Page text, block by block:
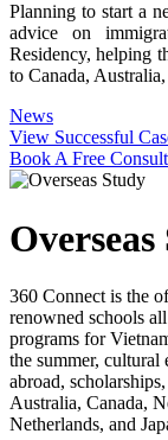
Planning to start a
advice on
Residency, helping
to Canada,
News
View Successful
Book A Free
360 Connect is the
renowned schools
programs for
the summer, cultural
abroad,
Australia, Canada,
Netherlands, and